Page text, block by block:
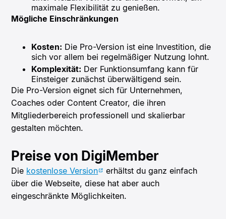
maximale Flexibilität zu genießen.
Mögliche Einschränkungen
Kosten: Die Pro-Version ist eine Investition, die
sich vor allem bei regelmäßiger Nutzung lohnt.
Komplexität: Der Funktionsumfang kann für
Einsteiger zunächst überwältigend sein.
Die Pro-Version eignet sich für Unternehmen,
Coaches oder Content Creator, die ihren
Mitgliederbereich professionell und skalierbar
gestalten möchten.
Preise von DigiMember
Die kostenlose Version
erhältst du ganz einfach
über die Webseite, diese hat aber auch
eingeschränkte Möglichkeiten.